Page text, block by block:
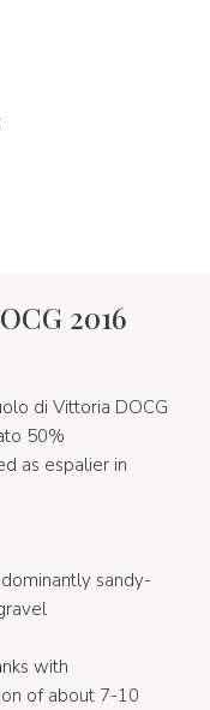
2016
di Vittoria DOCG
50%
as espalier in
sandy-
with
of about 7-10